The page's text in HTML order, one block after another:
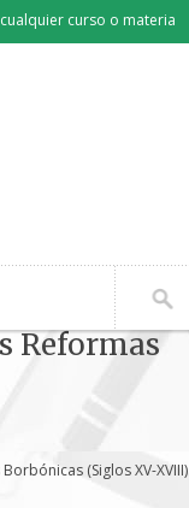
curso o materia
Reformas
(Siglos XV-XVIII)